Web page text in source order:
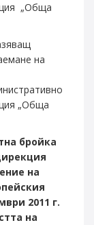
„Обща
на
„Обща
бройка
на
2011 г.
на